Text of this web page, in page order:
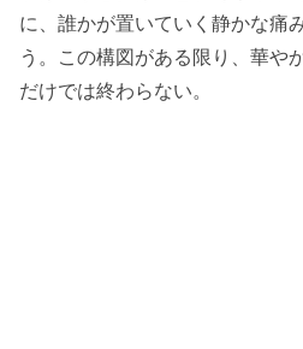
に、誰かが置いていく静かな痛
う。この構図がある限り、華や
だけでは終わらない。